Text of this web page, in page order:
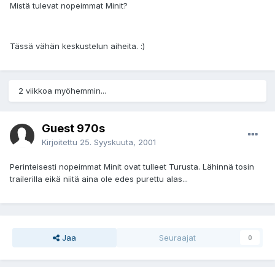
Mistä tulevat nopeimmat Minit?
Tässä vähän keskustelun aiheita. :)
2 viikkoa myöhemmin...
Guest 970s
Kirjoitettu 25. Syyskuuta, 2001
Perinteisesti nopeimmat Minit ovat tulleet Turusta. Lähinnä tosin
trailerilla eikä niitä aina ole edes purettu alas...
Jaa Seuraajat 0